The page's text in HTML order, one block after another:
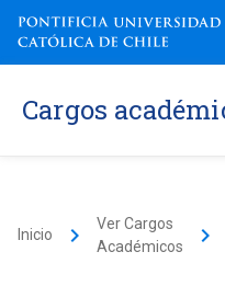
Cargos
Inicio keyboard_arrow_right
Ver Cargos
Académicos
keyboard_arrow_right